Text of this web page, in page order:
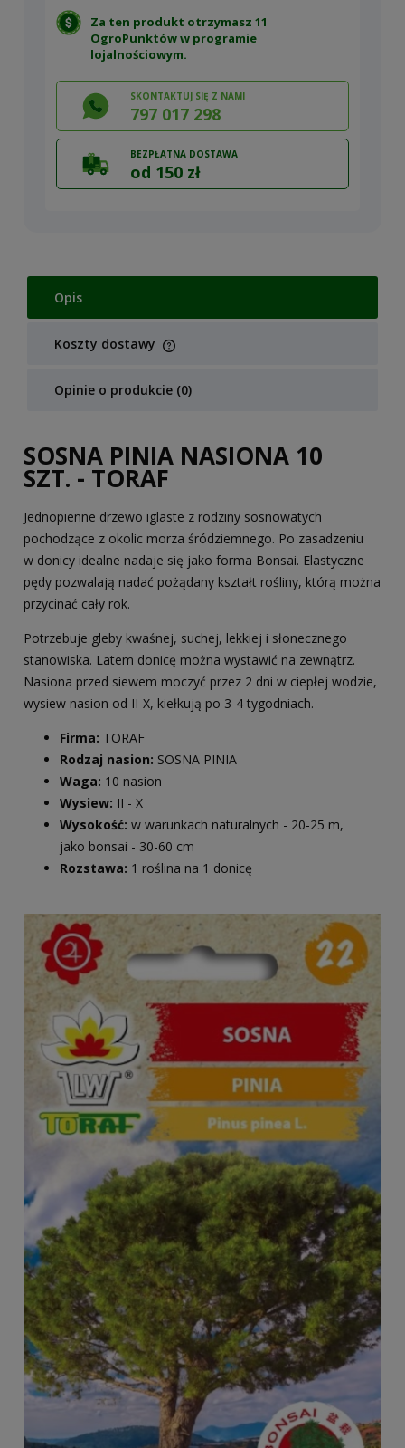
Za ten produkt otrzymasz 11
OgroPunktów w programie
lojalnościowym.
SKONTAKTUJ SIĘ Z NAMI
797 017 298
BEZPŁATNA DOSTAWA
od 150 zł
Opis
Koszty dostawy
Cena nie zawiera ewentualnych kosztów płatności
Opinie o produkcie (0)
SOSNA PINIA NASIONA 10
SZT. - TORAF
Jednopienne drzewo iglaste z rodziny sosnowatych
pochodzące z okolic morza śródziemnego. Po zasadzeniu
w donicy idealne nadaje się jako forma Bonsai. Elastyczne
pędy pozwalają nadać pożądany kształt rośliny, którą można
przycinać cały rok.
Potrzebuje gleby kwaśnej, suchej, lekkiej i słonecznego
stanowiska. Latem donicę można wystawić na zewnątrz.
Nasiona przed siewem moczyć przez 2 dni w ciepłej wodzie,
wysiew nasion od II-X, kiełkują po 3-4 tygodniach.
Firma: TORAF
Rodzaj nasion: SOSNA PINIA
Waga: 10 nasion
Wysiew: II - X
Wysokość: w warunkach naturalnych - 20-25 m,
jako bonsai - 30-60 cm
Rozstawa: 1 roślina na 1 donicę